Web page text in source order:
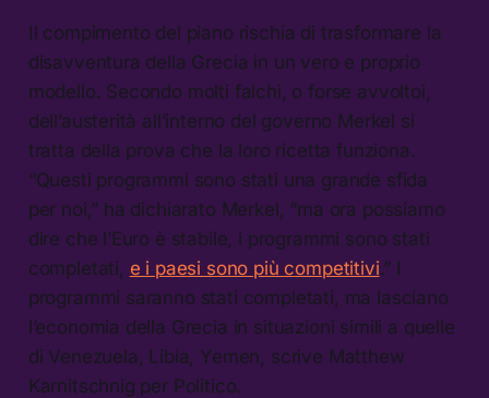
Il compimento del piano rischia di trasformare la
disavventura della Grecia in un vero e proprio
modello. Secondo molti falchi, o forse avvoltoi,
dell’austerità all’interno del governo Merkel si
tratta della prova che la loro ricetta funziona.
“Questi programmi sono stati una grande sfida
per noi,” ha dichiarato Merkel, “ma ora possiamo
dire che l’Euro è stabile, i programmi sono stati
completati, e i paesi sono più competitivi.” I
programmi saranno stati completati, ma lasciano
l’economia della Grecia in situazioni simili a quelle
di Venezuela, Libia, Yemen, scrive Matthew
Karnitschnig per Politico.